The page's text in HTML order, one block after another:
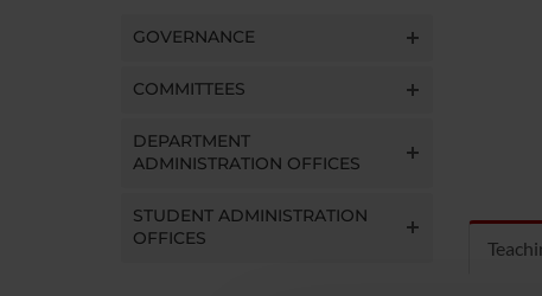
GOVERNANCE
COMMITTEES
DEPARTMENT
ADMINISTRATION OFFICES
STUDENT ADMINISTRATION
OFFICES